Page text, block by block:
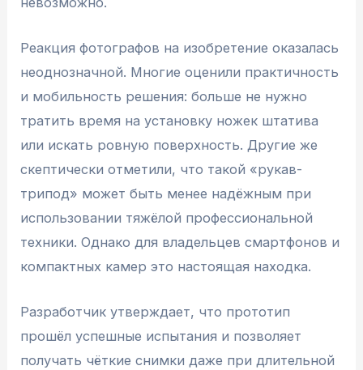
Реакция фотографов на изобретение оказалась
неоднозначной. Многие оценили практичность
и мобильность решения: больше не нужно
тратить время на установку ножек штатива
или искать ровную поверхность. Другие же
скептически отметили, что такой «рукав-
трипод» может быть менее надёжным при
использовании тяжёлой профессиональной
техники. Однако для владельцев смартфонов и
компактных камер это настоящая находка.
Разработчик утверждает, что прототип
прошёл успешные испытания и позволяет
получать чёткие снимки даже при длительной